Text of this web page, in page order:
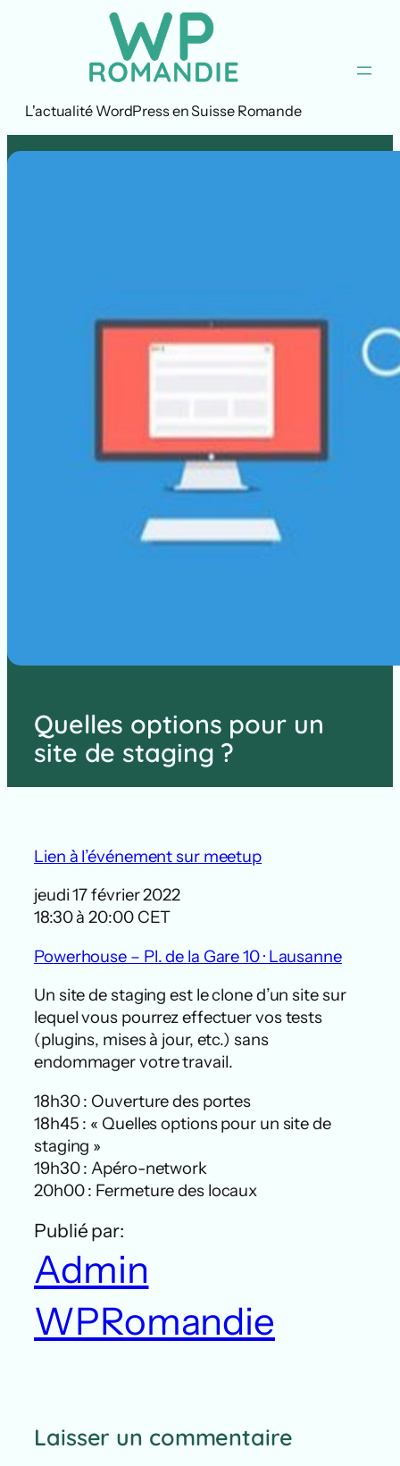
L'actualité WordPress en Suisse Romande
Quelles options pour un
site de staging ?
Lien à l’événement sur meetup
jeudi 17 février 2022
18:30 à 20:00 CET
Powerhouse – Pl. de la Gare 10 · Lausanne
Un site de staging est le clone d’un site sur
lequel vous pourrez effectuer vos tests
(plugins, mises à jour, etc.) sans
endommager votre travail.
18h30 : Ouverture des portes
18h45 : « Quelles options pour un site de
staging »
19h30 : Apéro-network
20h00 : Fermeture des locaux
Publié par:
Admin
WPRomandie
Laisser un commentaire